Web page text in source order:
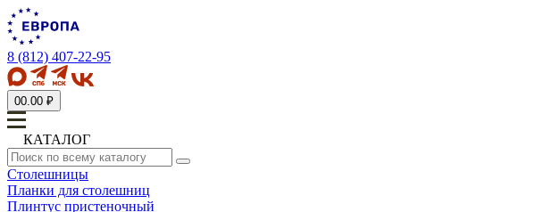
8 (812) 407-22-95
00.00 ₽
КАТАЛОГ
Столешницы
Планки для столешниц
Плинтус пристеночный